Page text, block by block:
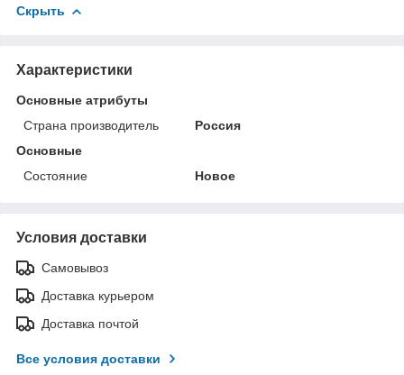
Скрыть
Характеристики
Основные атрибуты
Страна производитель
Россия
Основные
Состояние
Новое
Условия доставки
Самовывоз
Доставка курьером
Доставка почтой
Все условия доставки